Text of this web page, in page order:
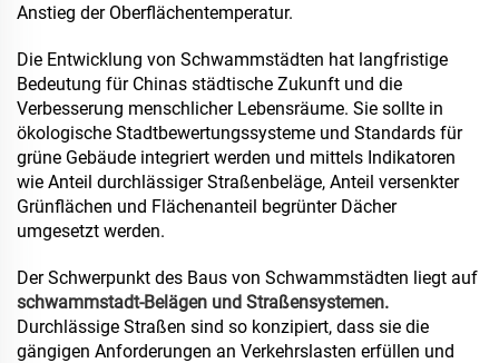
Anstieg der Oberflächentemperatur.
Die Entwicklung von Schwammstädten hat langfristige
Bedeutung für Chinas städtische Zukunft und die
Verbesserung menschlicher Lebensräume. Sie sollte in
ökologische Stadtbewertungssysteme und Standards für
grüne Gebäude integriert werden und mittels Indikatoren
wie Anteil durchlässiger Straßenbeläge, Anteil versenkter
Grünflächen und Flächenanteil begrünter Dächer
umgesetzt werden.
Der Schwerpunkt des Baus von Schwammstädten liegt auf
schwammstadt-Belägen und Straßensystemen.
Durchlässige Straßen sind so konzipiert, dass sie die
gängigen Anforderungen an Verkehrslasten erfüllen und